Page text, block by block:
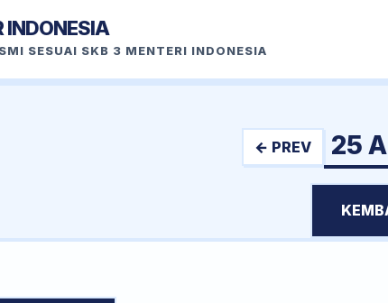
INDONESIA
SESUAI SKB 3 MENTERI INDONESIA
← PREV 25